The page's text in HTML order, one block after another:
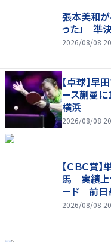
張本美和が
った」 準
2026/08/08
【卓球】早
ース蒯曼に
横浜
2026/08/08
【ＣＢＣ賞
馬 実績上
ード 前日
2026/08/08